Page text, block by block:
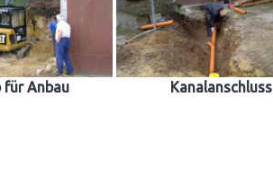
für Anbau Kanalanschluss